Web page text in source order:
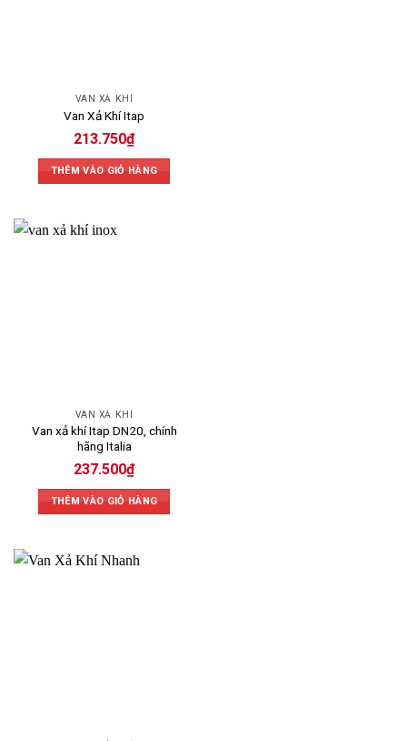
VAN XẢ KHÍ
Van Xả Khí Itap
213.750₫
THÊM VÀO GIỎ HÀNG
VAN XẢ KHÍ
Van xả khí Itap DN20, chính
hãng Italia
237.500₫
THÊM VÀO GIỎ HÀNG